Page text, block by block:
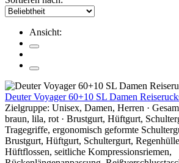
Ansicht:
Deuter Voyager 60+10 SL Damen
Zielgruppe: Unisex, Damen, Herren ·
braun, lila, rot · Brustgurt, Hüftgurt,
Tragegriffe, ergonomisch geformte
Brustgurt, Hüftgurt, Schultergurt,
Hüftflossen, seitliche Kompressionsriemen,